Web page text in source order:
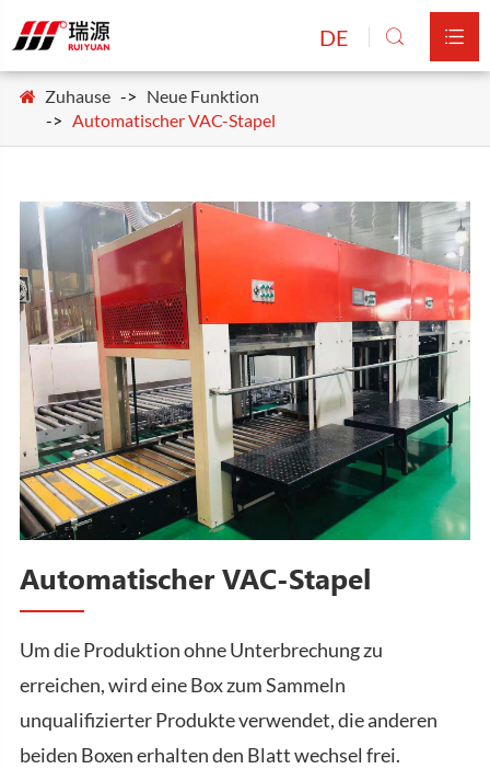
DE  
Zuhause
Neue Funktion
Automatischer VAC-Stapel
Automatischer VAC-Stapel
Um die Produktion ohne Unterbrechung zu
erreichen, wird eine Box zum Sammeln
unqualifizierter Produkte verwendet, die anderen
beiden Boxen erhalten den Blatt wechsel frei.